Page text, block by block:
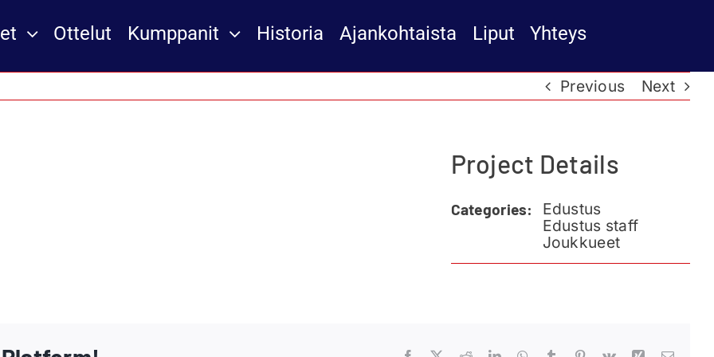
Ottelut Kumppanit Historia Ajankohtaista Liput Yhteys
Previous Next
Project Details
Categories:
Edustus
Edustus staff
Joukkueet